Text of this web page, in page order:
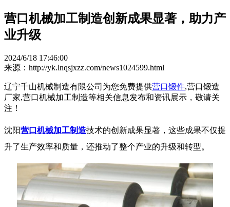
营口机械加工制造创新成果显著，助力产
业升级
2024/6/18 17:46:00
来源：http://yk.lnqsjxzz.com/news1024599.html
辽宁千山机械制造有限公司为您免费提供营口锻件,营口锻造
厂家,营口机械加工制造等相关信息发布和资讯展示，敬请关
注！
沈阳营口机械加工制造技术的创新成果显著，这些成果不仅提
升了生产效率和质量，还推动了整个产业的升级和转型。